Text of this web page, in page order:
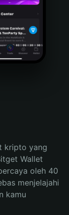
kripto yang
Wallet
oleh 40
menjelajahi
kamu